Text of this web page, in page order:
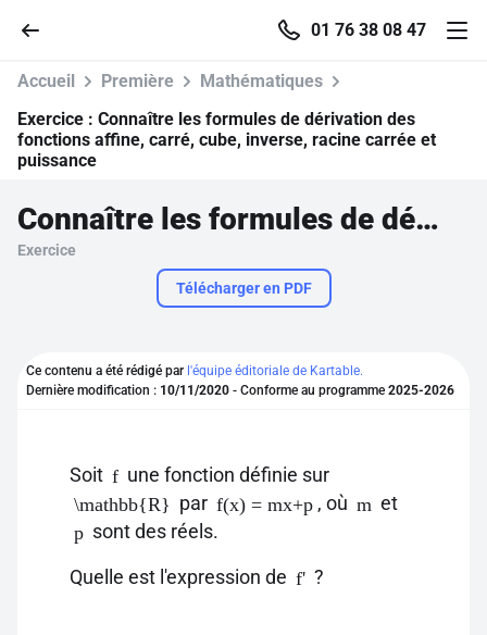
01 76 38 08 47
Pour profiter de 10 contenus offerts.
Accueil Première
Mathématiques
Exercice : Connaître les formules de dérivation des
fonctions affine, carré, cube, inverse, racine carrée et
puissance
Connaître les formules de dérivation des fonctions affine, carré, cube, inverse, racine carrée et puissance
Exercice
Télécharger en PDF
Ce contenu a été rédigé par l'équipe éditoriale de Kartable.
Dernière modification : 10/11/2020 - Conforme au programme 2025-2026
Soit f une fonction définie sur
\mathbb{R} par f(x) = mx+p , où m et
p sont des réels.
Quelle est l'expression de f' ?